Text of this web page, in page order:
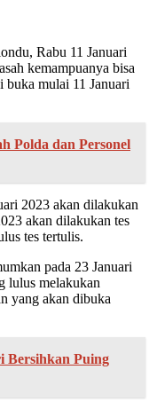
Rabu 11 Januari
kemampuanya bisa
buka mulai 11 Januari
Polda dan Personel
2023 akan dilakukan
akan dilakukan tes
tes tertulis.
pada 23 Januari
lulus melakukan
yang akan dibuka
Bersihkan Puing